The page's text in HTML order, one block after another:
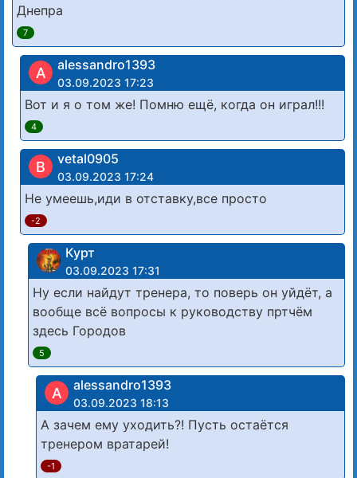
Днепра
7
A alessandro1393
03.09.2023 17:23
Вот и я о том же! Помню ещё, когда он играл!!!
4
В vetal0905
03.09.2023 17:24
Не умеешь,иди в отставку,все просто
-2
Курт
03.09.2023 17:31
Ну если найдут тренера, то поверь он уйдёт, а
вообще всё вопросы к руководству пртчëм
здесь Городов
5
A alessandro1393
03.09.2023 18:13
А зачем ему уходить?! Пусть остаётся
тренером вратарей!
-1